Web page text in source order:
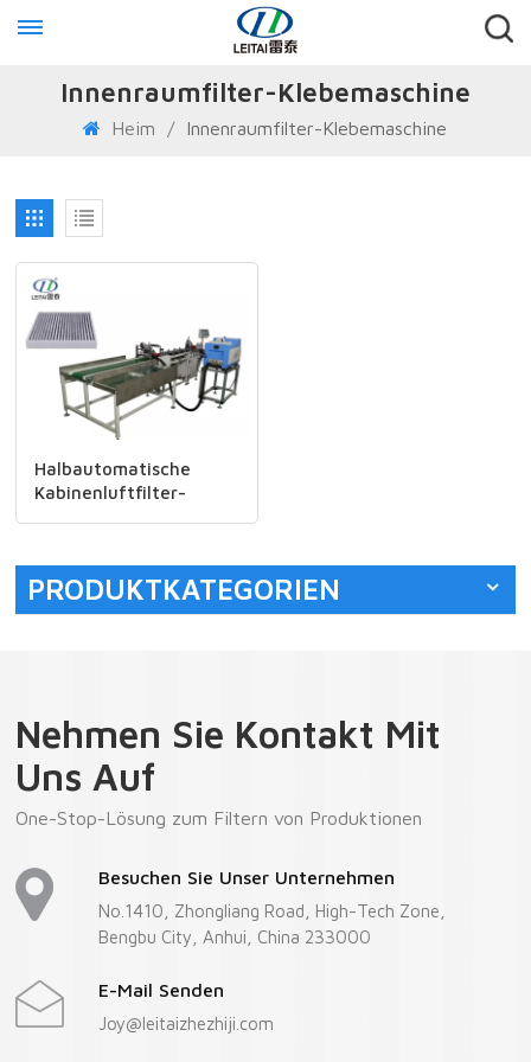
Innenraumfilter-Klebemaschine
Heim / Innenraumfilter-Klebemaschine
Halbautomatische
Kabinenluftfilter-
PRODUKTKATEGORIEN
Nehmen Sie Kontakt Mit
Uns Auf
One-Stop-Lösung zum Filtern von Produktionen
Besuchen Sie Unser Unternehmen
No.1410, Zhongliang Road, High-Tech Zone,
Bengbu City, Anhui, China 233000
E-Mail Senden
Joy@leitaizhezhiji.com